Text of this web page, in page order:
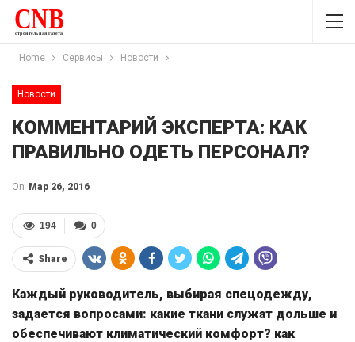
Home Сервисы Новости
Новости
КОММЕНТАРИЙ ЭКСПЕРТА: КАК
ПРАВИЛЬНО ОДЕТЬ ПЕРСОНАЛ?
On Мар 26, 2016
0
194
Share
Каждый руководитель, выбирая спецодежду,
задается вопросами: какие ткани служат дольше и
обеспечивают климатический комфорт? как